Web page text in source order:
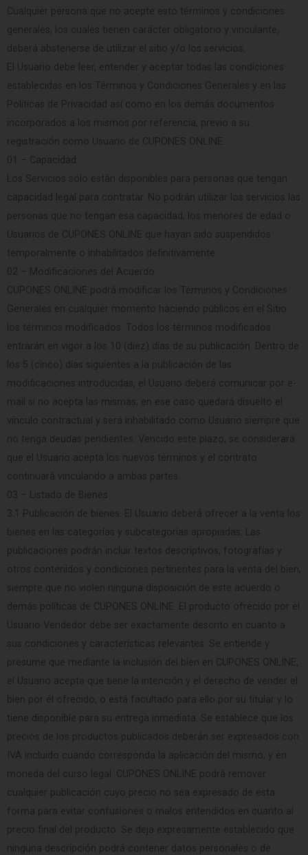
Cualquier persona que no acepte esto términos y condiciones
generales, los cuales tienen carácter obligatorio y vinculante,
deberá abstenerse de utilizar el sitio y/o los servicios.
El Usuario debe leer, entender y aceptar todas las condiciones
establecidas en los Términos y Condiciones Generales y en las
Políticas de Privacidad así como en los demás documentos
incorporados a los mismos por referencia, previo a su
registración como Usuario de CUPONES ONLINE.
01 – Capacidad
Los Servicios sólo están disponibles para personas que tengan
capacidad legal para contratar. No podrán utilizar los servicios las
personas que no tengan esa capacidad, los menores de edad o
Usuarios de CUPONES ONLINE que hayan sido suspendidos
temporalmente o inhabilitados definitivamente.
02 – Modificaciones del Acuerdo
CUPONES ONLINE podrá modificar los Términos y Condiciones
Generales en cualquier momento haciendo públicos en el Sitio
los términos modificados. Todos los términos modificados
entrarán en vigor a los 10 (diez) días de su publicación. Dentro de
los 5 (cinco) días siguientes a la publicación de las
modificaciones introducidas, el Usuario deberá comunicar por e-
mail si no acepta las mismas; en ese caso quedará disuelto el
vínculo contractual y será inhabilitado como Usuario siempre que
no tenga deudas pendientes. Vencido este plazo, se considerará
que el Usuario acepta los nuevos términos y el contrato
continuará vinculando a ambas partes.
03 – Listado de Bienes
3.1 Publicación de bienes. El Usuario deberá ofrecer a la venta los
bienes en las categorías y subcategorías apropiadas. Las
publicaciones podrán incluir textos descriptivos, fotografías y
otros contenidos y condiciones pertinentes para la venta del bien,
siempre que no violen ninguna disposición de este acuerdo o
demás políticas de CUPONES ONLINE. El producto ofrecido por el
Usuario Vendedor debe ser exactamente descrito en cuanto a
sus condiciones y características relevantes. Se entiende y
presume que mediante la inclusión del bien en CUPONES ONLINE,
el Usuario acepta que tiene la intención y el derecho de vender el
bien por él ofrecido, o está facultado para ello por su titular y lo
tiene disponible para su entrega inmediata. Se establece que los
precios de los productos publicados deberán ser expresados con
IVA incluido cuando corresponda la aplicación del mismo, y en
moneda del curso legal. CUPONES ONLINE podrá remover
cualquier publicación cuyo precio no sea expresado de esta
forma para evitar confusiones o malos entendidos en cuanto al
precio final del producto. Se deja expresamente establecido que
ninguna descripción podrá contener datos personales o de